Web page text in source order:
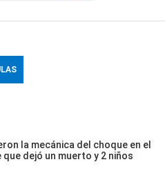
la mecánica del choque en el
dejó un muerto y 2 niños